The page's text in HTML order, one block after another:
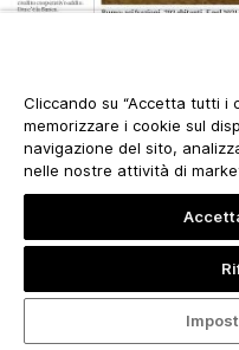
Cliccando su “Accetta tutti i
memorizzare i cookie sul
navigazione del sito,
nelle nostre attività di